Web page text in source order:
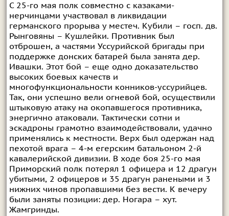
С 25-го мая полк совместно с казаками-
нерчинцами участвовал в ликвидации
германского прорыва у местеч. Кубили – госп. дв.
Рынговяны – Кушлейки. Противник был
отброшен, а частями Уссурийской бригады при
поддержке донских батарей была занята дер.
Ивашки. Этот бой – еще одно доказательство
высоких боевых качеств и
многофункциональности конников-уссурийцев.
Так, они успешно вели огневой бой, осуществили
штыковую атаку на окопавшегося противника,
энергично атаковали. Тактически сотни и
эскадроны грамотно взаимодействовали, удачно
применялись к местности. Верх был одержан над
пехотой врага – 4-м егерским батальоном 2-й
кавалерийской дивизии. В ходе боя 25-го мая
Приморский полк потерял 1 офицера и 12 драгун
убитыми, 2 офицеров и 35 драгун ранеными и 3
нижних чинов пропавшими без вести. К вечеру
были заняты позиции: дер. Ногара – хут.
Жамгринды.